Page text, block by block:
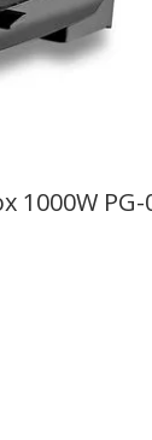
1000W PG-